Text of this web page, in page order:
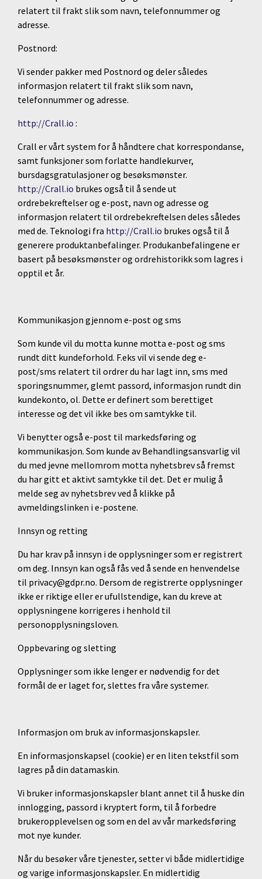
relatert til frakt slik som navn, telefonnummer og
adresse.
Postnord:
Vi sender pakker med Postnord og deler således
informasjon relatert til frakt slik som navn,
telefonnummer og adresse.
http://Crall.io :
Crall er vårt system for å håndtere chat korrespondanse,
samt funksjoner som forlatte handlekurver,
bursdagsgratulasjoner og besøksmønster.
http://Crall.io brukes også til å sende ut
ordrebekreftelser og e-post, navn og adresse og
informasjon relatert til ordrebekreftelsen deles således
med de. Teknologi fra http://Crall.io brukes også til å
generere produktanbefalinger. Produkanbefalingene er
basert på besøksmønster og ordrehistorikk som lagres i
opptil et år.
Kommunikasjon gjennom e-post og sms
Som kunde vil du motta kunne motta e-post og sms
rundt ditt kundeforhold. F.eks vil vi sende deg e-
post/sms relatert til ordrer du har lagt inn, sms med
sporingsnummer, glemt passord, informasjon rundt din
kundekonto, ol. Dette er definert som berettiget
interesse og det vil ikke bes om samtykke til.
Vi benytter også e-post til markedsføring og
kommunikasjon. Som kunde av Behandlingsansvarlig vil
du med jevne mellomrom motta nyhetsbrev så fremst
du har gitt et aktivt samtykke til det. Det er mulig å
melde seg av nyhetsbrev ved å klikke på
avmeldingslinken i e-postene.
Innsyn og retting
Du har krav på innsyn i de opplysninger som er registrert
om deg. Innsyn kan også fås ved å sende en henvendelse
til privacy@gdpr.no. Dersom de registrerte opplysninger
ikke er riktige eller er ufullstendige, kan du kreve at
opplysningene korrigeres i henhold til
personopplysningsloven.
Oppbevaring og sletting
Opplysninger som ikke lenger er nødvendig for det
formål de er laget for, slettes fra våre systemer.
Informasjon om bruk av informasjonskapsler.
En informasjonskapsel (cookie) er en liten tekstfil som
lagres på din datamaskin.
Vi bruker informasjonskapsler blant annet til å huske din
innlogging, passord i kryptert form, til å forbedre
brukeropplevelsen og som en del av vår markedsføring
mot nye kunder.
Når du besøker våre tjenester, setter vi både midlertidige
og varige informasjonskapsler. En midlertidig